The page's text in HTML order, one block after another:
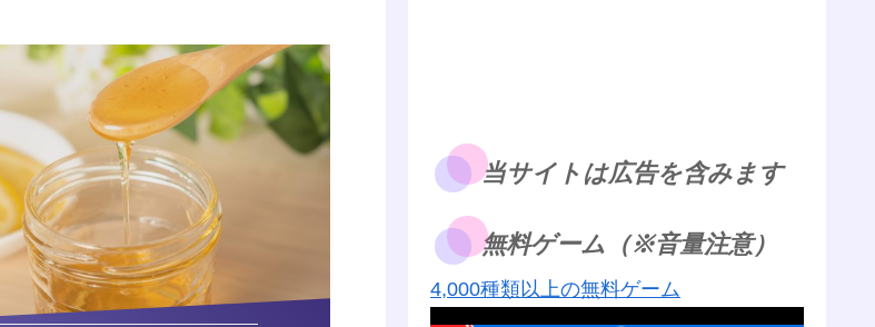
当サイトは広告を含みます
無料ゲーム（※音量注意）
4,000種類以上の無料ゲーム